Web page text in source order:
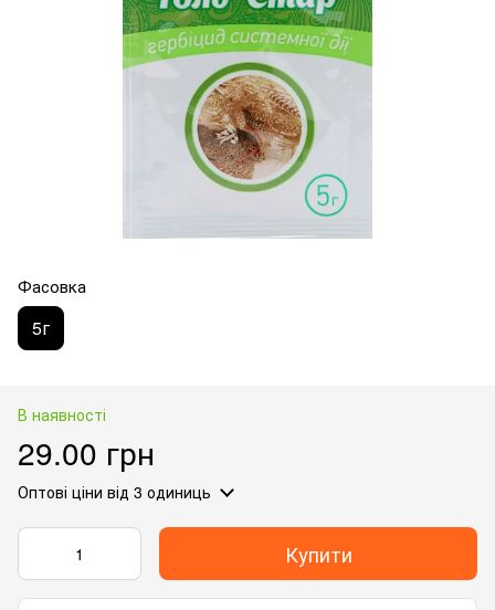
Фасовка
5г
В наявності
29.00 грн
Оптові ціни від 3 одиниць
Купити